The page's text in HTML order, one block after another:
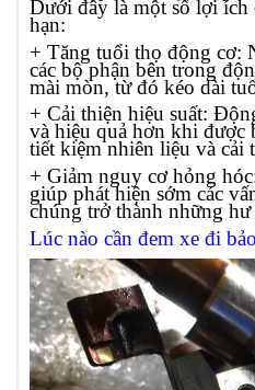
Dưới đây là một số lợi ích
hạn:
+ Tăng tuổi thọ động cơ:
các bộ phận bên trong
mài mòn, từ đó kéo dài
+ Cải thiện hiệu suất:
và hiệu quả hơn khi được
tiết kiệm nhiên liệu và cải
+ Giảm nguy cơ hỏng
giúp phát hiện sớm các
chúng trở thành những
Lúc nào cần đem xe đi